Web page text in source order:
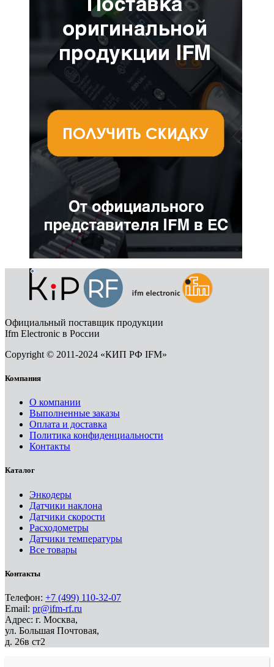
Официальный поставщик продукции
Ifm Electronic в России
Copyright © 2011-2024 «КИП РФ IFM»
Компания
О компании
Выполненные заказы
Оплата и доставка
Политика конфиденциальности
Контакты
Каталог
Энкодеры
Датчики наклона
Датчики скорости
Расходометры
Датчики температуры
Все товары
Контакты
Телефон: +7 (499) 110-32-07
Email: pr@ifm-rf.ru
Адрес: г. Москва,
ул. Большая Почтовая,
д. 26в ст2